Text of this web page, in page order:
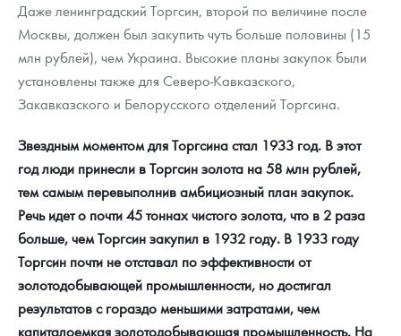
Даже ленинградский Торгсин, второй по величине после
Москвы, должен был закупить чуть больше половины (15
млн рублей), чем Украина. Высокие планы закупок были
установлены также для Северо-Кавказского,
Закавказского и Белорусского отделений Торгсина.
Звездным моментом для Торгсина стал 1933 год. В этот
год люди принесли в Торгсин золота на 58 млн рублей,
тем самым перевыполнив амбициозный план закупок.
Речь идет о почти 45 тоннах чистого золота, что в 2 раза
больше, чем Торгсин закупил в 1932 году. В 1933 году
Торгсин почти не отставал по эффективности от
золотодобывающей промышленности, но достигал
результатов с гораздо меньшими затратами, чем
капиталоемкая золотодобывающая промышленность. На